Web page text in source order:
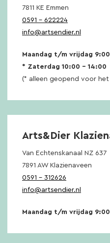
7811 KE Emmen
0591 – 622224
info@artsendier.nl
Maandag t/m vrijdag 9:00
* Zaterdag 10:00 – 14:00
(* alleen geopend voor
Arts&Dier
Van Echtenskanaal NZ 637
7891 AW Klazienaveen
0591 – 312626
info@artsendier.nl
Maandag t/m vrijdag 9:00